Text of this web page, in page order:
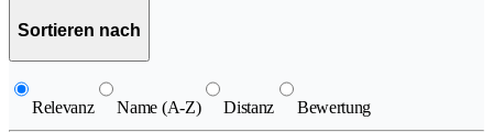
Sortieren nach
Relevanz Name (A-Z) Distanz Bewertung